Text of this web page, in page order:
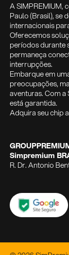
A SIMPREMIUM,
Paulo (Brasil), se
internacionais
Oferecemos
períodos durante
permaneça
interrupções.
Embarque em
preocupações,
aventuras. Com a
está garantida.
Adquira seu chip
Simpremium
R. Dr. Antonio